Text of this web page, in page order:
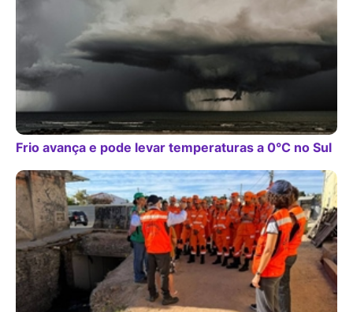
Frio avança e pode levar temperaturas a 0°C no Sul